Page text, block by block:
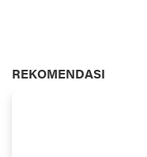
REKOMENDASI